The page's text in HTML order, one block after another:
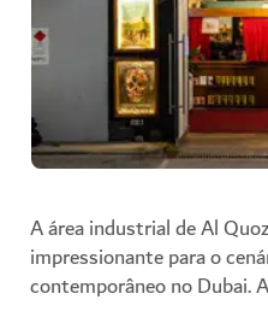
A área industrial de Al
impressionante para o
contemporâneo no Dubai.